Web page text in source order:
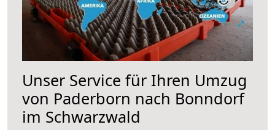
Unser Service für Ihren Umzug
von Paderborn nach Bonndorf
im Schwarzwald